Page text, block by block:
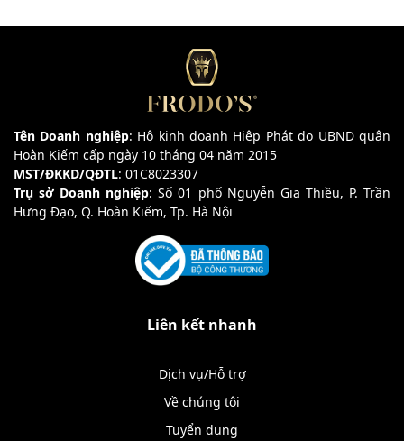
Tên Doanh nghiệp: Hộ kinh doanh Hiệp Phát do UBND quận
Hoàn Kiếm cấp ngày 10 tháng 04 năm 2015
MST/ĐKKD/QĐTL: 01C8023307
Trụ sở Doanh nghiệp: Số 01 phố Nguyễn Gia Thiều, P. Trần
Hưng Đạo, Q. Hoàn Kiếm, Tp. Hà Nội
Liên kết nhanh
Dịch vụ/Hỗ trợ
Về chúng tôi
Tuyển dụng